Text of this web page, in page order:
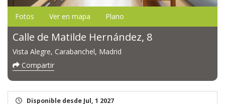
Fotos Ver en mapa Plano
Calle de Matilde Hernández, 8
Vista Alegre, Carabanchel, Madrid
Compartir
Disponible desde Jul, 1 2027